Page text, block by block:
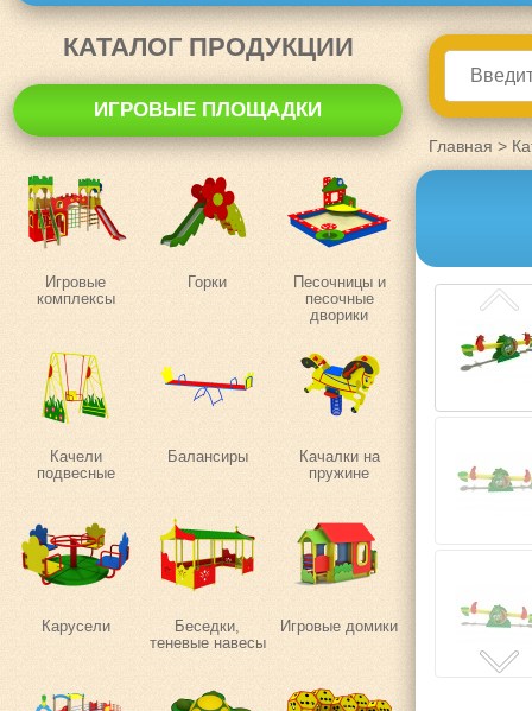
КАТАЛОГ ПРОДУКЦИИ
ИГРОВЫЕ ПЛОЩАДКИ
Игровые
комплексы
Горки
Песочницы и
песочные
дворики
Качели
подвесные
Балансиры
Качалки на
пружине
Карусели
Беседки,
теневые навесы
Игровые домики
Главная >